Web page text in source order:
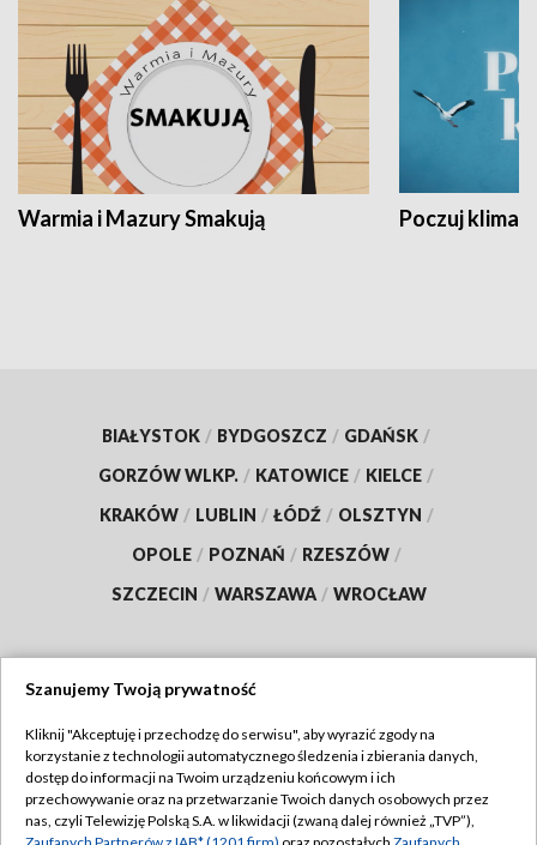
Warmia i Mazury Smakują Poczuj klimat
BIAŁYSTOK / BYDGOSZCZ / GDAŃSK /
GORZÓW WLKP. / KATOWICE / KIELCE /
KRAKÓW / LUBLIN / ŁÓDŹ / OLSZTYN /
OPOLE / POZNAŃ / RZESZÓW /
SZCZECIN / WARSZAWA / WROCŁAW
TVP
Abonament TVP
Emisja w TVP
Regulamin TVP
Szanujemy Twoją prywatność
Kliknij "Akceptuję i przechodzę do serwisu", aby wyrazić zgody na
korzystanie z technologii automatycznego śledzenia i zbierania danych,
dostęp do informacji na Twoim urządzeniu końcowym i ich
przechowywanie oraz na przetwarzanie Twoich danych osobowych przez
nas, czyli Telewizję Polską S.A. w likwidacji (zwaną dalej również „TVP”),